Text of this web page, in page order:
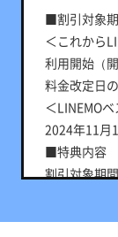
■特典内容
他社からの
17,820円相
新しい電話
8,910円相当
※出金・譲渡不
アでも利用
■特典付与
①キャンペ
■割引対象
＜これから
利用開始（
料金改定日
＜LINEMO
2024年11月
■特典内容
割引対象期